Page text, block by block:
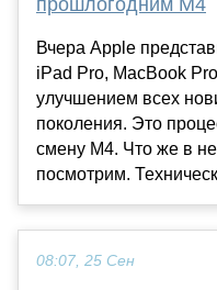
Вчера Apple
iPad Pro, MacBook
улучшением всех
поколения. Это
смену M4. Что же в
посмотрим.
08:07, 25 Сен